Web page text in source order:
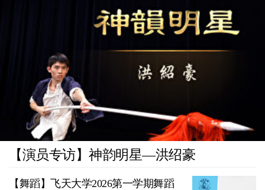
【演员专访】神韵明星—洪绍豪
【舞蹈】飞天大学2026第一学期舞蹈